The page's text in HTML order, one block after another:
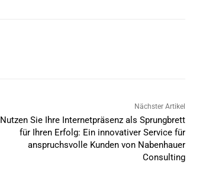
Nächster Artikel
Nutzen Sie Ihre Internetpräsenz als Sprungbrett
für Ihren Erfolg: Ein innovativer Service für
anspruchsvolle Kunden von Nabenhauer
Consulting